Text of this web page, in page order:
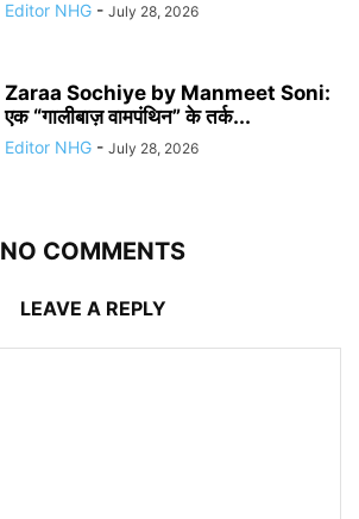
Editor NHG - July 28, 2026
Zaraa Sochiye by Manmeet Soni:
एक “गालीबाज़ वामपंथिन” के तर्क...
Editor NHG - July 28, 2026
NO COMMENTS
LEAVE A REPLY